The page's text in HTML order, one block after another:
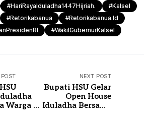
#HariRayaIduladha1447Hijriah.
#Kalsel
#retorikabanua
#retorikabanua.id
#WakilGubernurKalsel
Warga di
NEXT POST
Bupati HSU Gelar
Open House
Iduladha Bersama